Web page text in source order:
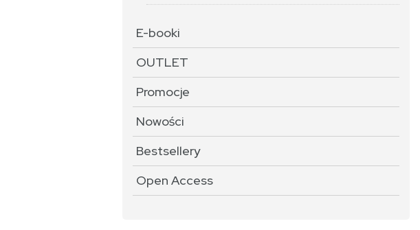
E-booki
OUTLET
Promocje
Nowości
Bestsellery
Open Access